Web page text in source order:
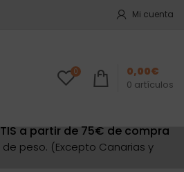
Mi cuenta
0
0 artículos
0,00€
a partir de 75€ de compra
de peso. (Excepto Canarias y